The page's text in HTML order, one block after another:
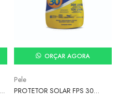
ORÇAR AGORA
Pele
PROTETOR SOLAR FPS 30